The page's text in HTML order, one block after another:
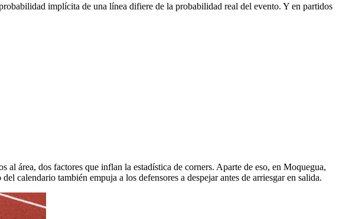
implícita de una línea difiere de la probabilidad real del evento. Y en partidos
área, dos factores que inflan la estadística de corners. Aparte de eso, en Moquegua,
calendario también empuja a los defensores a despejar antes de arriesgar en salida.